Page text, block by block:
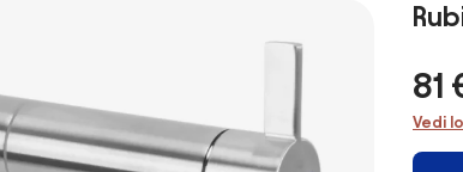
81
Vedi